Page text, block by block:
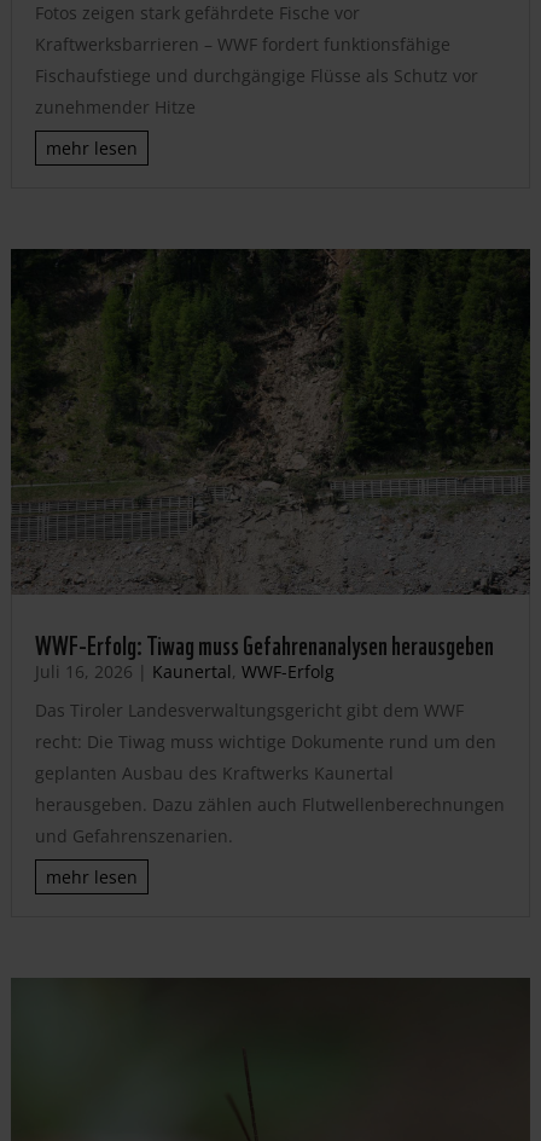
Fotos zeigen stark gefährdete Fische vor
Kraftwerksbarrieren – WWF fordert funktionsfähige
Fischaufstiege und durchgängige Flüsse als Schutz vor
zunehmender Hitze
mehr lesen
WWF-Erfolg: Tiwag muss Gefahrenanalysen herausgeben
Juli 16, 2026 | Kaunertal, WWF-Erfolg
Das Tiroler Landesverwaltungsgericht gibt dem WWF
recht: Die Tiwag muss wichtige Dokumente rund um den
geplanten Ausbau des Kraftwerks Kaunertal
herausgeben. Dazu zählen auch Flutwellenberechnungen
und Gefahrenszenarien.
mehr lesen